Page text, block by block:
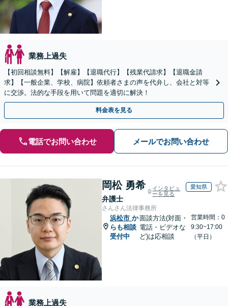
業務上過失
【初回相談無料】【解雇】【退職代行】【残業代請求】【退職金請
求】【一般企業、学校、病院】依頼者さまの声を代弁し、会社と対等
に交渉。法的な手段を用いて問題を適切に解決！
料金表を見る
電話でお問い合わせ メールでお問い合わせ
岡松 勇希
弁護士
インタビュ
ーを見る
愛知県
さんさん法律事務所
浜松市 か
らも相談
受付中
面談方法(対面・
電話・ビデオな
ど)は応相談
営業時間：0
9:30~17:00
（平日）
業務上過失